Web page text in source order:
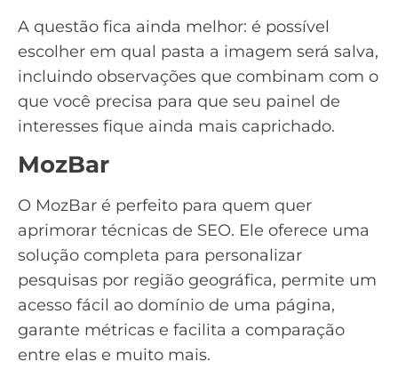
A questão fica ainda melhor: é possível
escolher em qual pasta a imagem será salva,
incluindo observações que combinam com o
que você precisa para que seu painel de
interesses fique ainda mais caprichado.
MozBar
O MozBar é perfeito para quem quer
aprimorar técnicas de SEO. Ele oferece uma
solução completa para personalizar
pesquisas por região geográfica, permite um
acesso fácil ao domínio de uma página,
garante métricas e facilita a comparação
entre elas e muito mais.